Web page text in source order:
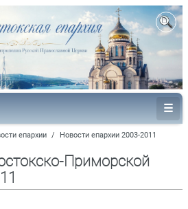
епархии / Новости епархии 2003-2011
Приморской